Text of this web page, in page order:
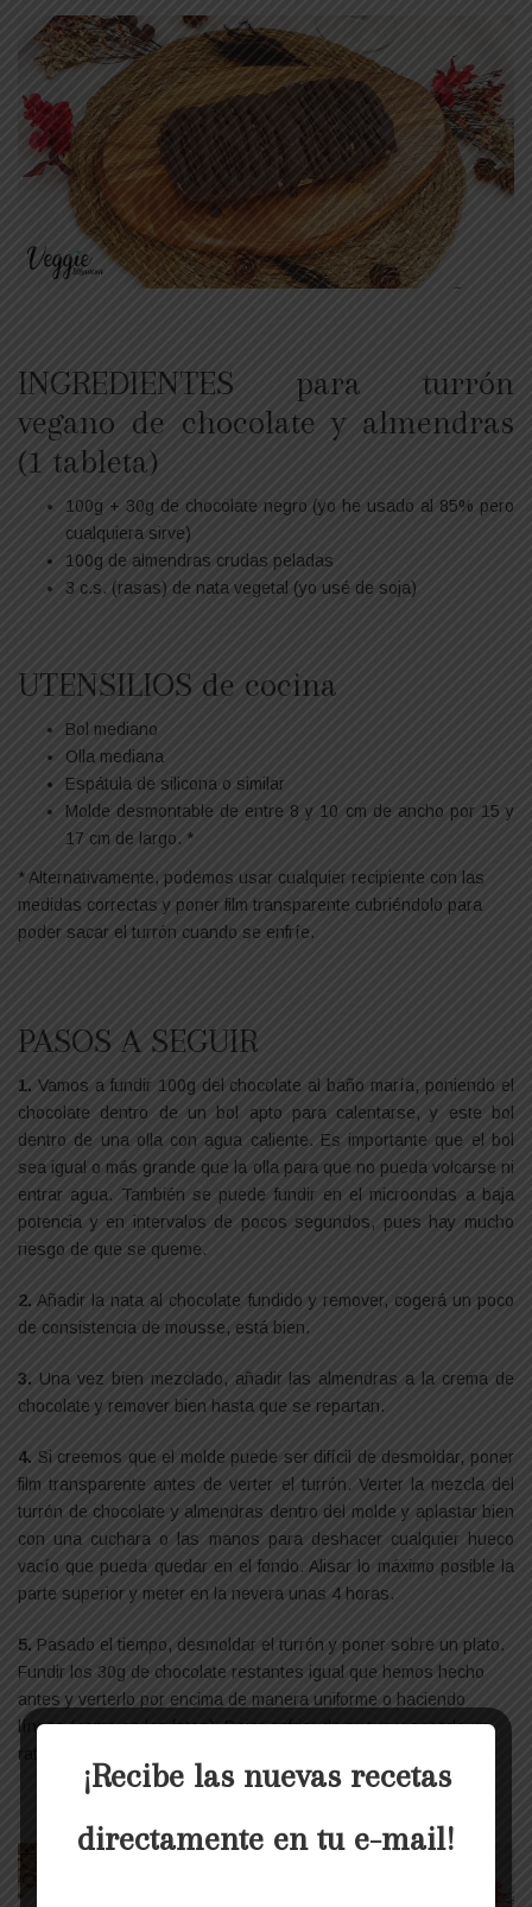
INGREDIENTES para turrón
vegano de chocolate y almendras
(1 tableta)
100g + 30g de chocolate negro (yo he usado al 85% pero
cualquiera sirve)
100g de almendras crudas peladas
3 c.s. (rasas) de nata vegetal (yo usé de soja)
UTENSILIOS de cocina
Bol mediano
Olla mediana
Espátula de silicona o similar
Molde desmontable de entre 8 y 10 cm de ancho por 15 y
17 cm de largo. *
* Alternativamente, podemos usar cualquier recipiente con las
medidas correctas y poner film transparente cubriéndolo para
poder sacar el turrón cuando se enfríe.
PASOS A SEGUIR
1. Vamos a fundir 100g del chocolate al baño maría, poniendo el
chocolate dentro de un bol apto para calentarse, y este bol
dentro de una olla con agua caliente. Es importante que el bol
sea igual o más grande que la olla para que no pueda volcarse ni
entrar agua. También se puede fundir en el microondas a baja
potencia y en intervalos de pocos segundos, pues hay mucho
riesgo de que se queme.
2. Añadir la nata al chocolate fundido y remover, cogerá un poco
de consistencia de mousse, está bien.
3. Una vez bien mezclado, añadir las almendras a la crema de
chocolate y remover bien hasta que se repartan.
4. Si creemos que el molde puede ser difícil de desmoldar, poner
film transparente antes de verter el turrón. Verter la mezcla del
turrón de chocolate y almendras dentro del molde y aplastar bien
con una cuchara o las manos para deshacer cualquier hueco
vacío que pueda quedar en el fondo. Alisar lo máximo posible la
parte superior y meter en la nevera unas 4 horas.
5. Pasado el tiempo, desmoldar el turrón y poner sobre un plato.
Fundir los 30g de chocolate restantes igual que hemos hecho
antes y verterlo por encima de manera uniforme o haciendo
líneas (como en las fotos). Dejar enfriar de nuevo y sacarlo un
rato antes de comerlo para que se atempere.
¡Recibe las nuevas recetas
directamente en tu e-mail!